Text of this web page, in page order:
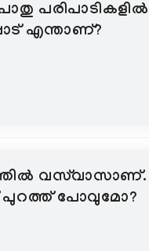
എന്താണ്?
പുറത്ത് പോവുമോ?